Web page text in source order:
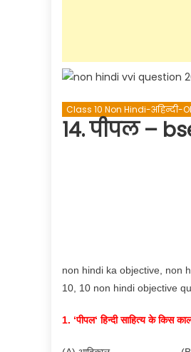
Class 10 Non Hindi-अहिन्दी-
14. पीपल –
non hindi ka objective, non
10, 10 non hindi objective
1. ‘पीपल‘हिन्दी साहित्य के किस